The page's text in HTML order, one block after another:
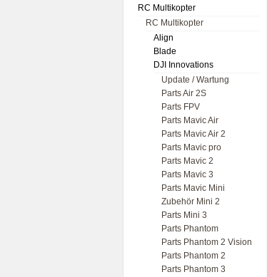
RC Multikopter
RC Multikopter
Align
Blade
DJI Innovations
Update / Wartung
Parts Air 2S
Parts FPV
Parts Mavic Air
Parts Mavic Air 2
Parts Mavic pro
Parts Mavic 2
Parts Mavic 3
Parts Mavic Mini
Zubehör Mini 2
Parts Mini 3
Parts Phantom
Parts Phantom 2 Vision
Parts Phantom 2
Parts Phantom 3